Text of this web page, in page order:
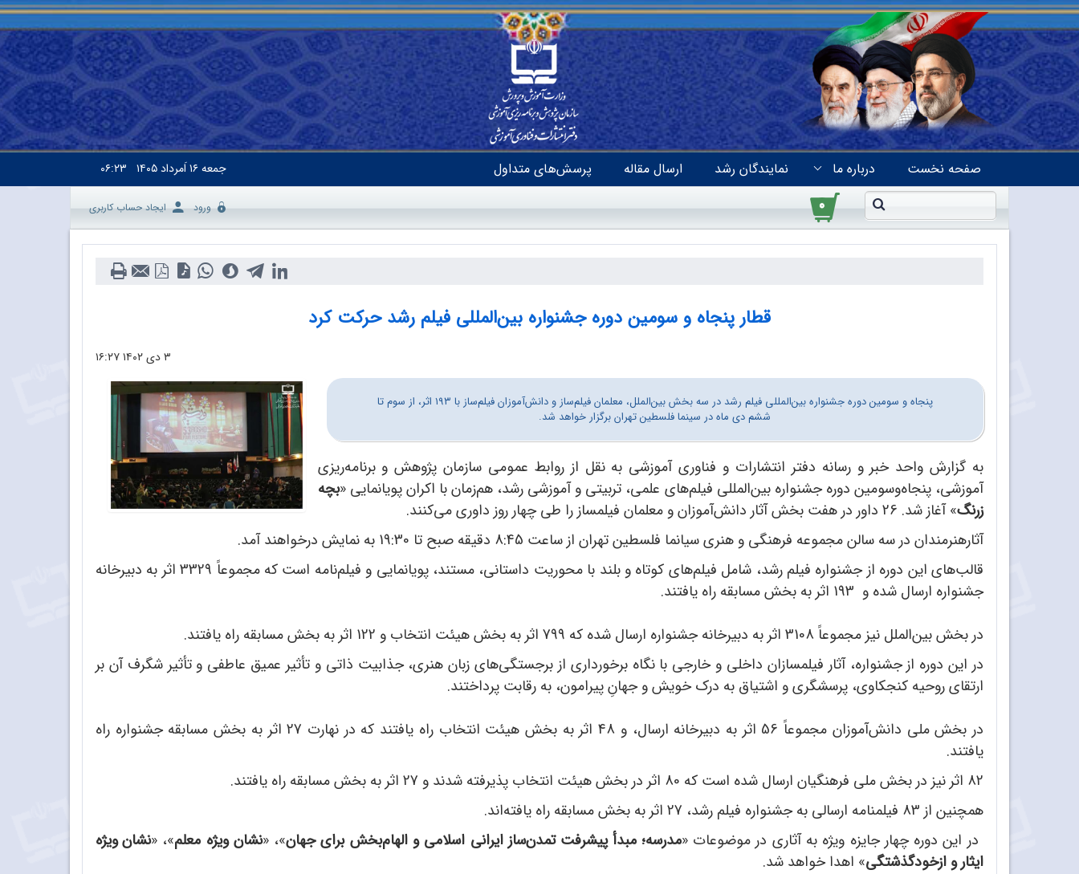
صفحه نخست درباره ما نمایندگان رشد ارسال مقاله پرسش‌های متداول جمعه۱۶ اَمرداد ۱۴۰۵ ۰۶:۲۳
۰ ورود ایجاد حساب کاربری
قطار پنجاه و سومین دوره جشنواره بین‌المللی فیلم رشد حرکت کرد
۳ دی ۱۴۰۲ ۱۶:۲۷
پنجاه و سومین دوره جشنواره بین‌المللی فیلم رشد در سه بخش بین‌الملل، معلمان فیلم‌ساز و دانش‌آموزان فیلم‌ساز با ۱۹۳ اثر، از سوم تا
ششم دی ماه در سینما فلسطین تهران برگزار خواهد شد.
به گزارش واحد خبر و رسانه دفتر انتشارات و فناوری آموزشی به نقل از روابط عمومی سازمان پژوهش و برنامه‌ریزی
آموزشی، پنجاه‌و‌سومین دوره جشنواره بین‌المللی فیلم‌های علمی، تربیتی و آموزشی رشد، هم‌زمان با اکران پویانمایی «بچه
زرنگ» آغاز شد. 26 داور در هفت بخش آثار دانش‌آموزان و معلمان فیلمساز را طی چهار روز داوری می‌کنند.
آثارهنرمندان در سه سالن مجموعه فرهنگی و هنری سیانما فلسطین تهران از ساعت 8:45 دقیقه صبح تا 19:30 به نمایش درخواهند آمد.
قالب‌های این دوره از جشنواره فیلم رشد، شامل فیلم‌های کوتاه و بلند با محوریت داستانی، مستند، پویانمایی و فیلم‌نامه است که مجموعاً 3329 اثر به دبیرخانه
جشنواره ارسال شده و 193 اثر به بخش مسابقه راه یافتند.
در بخش بین‌الملل نیز مجموعاً 3108 اثر به دبیرخانه جشنواره ارسال شده که 799 اثر به بخش هیئت انتخاب و 122 اثر به بخش مسابقه راه یافتند.
در این دوره از جشنواره، آثار فیلمسازان داخلی و خارجی با نگاه برخورداری از برجستگی‌های زبان هنری، جذابیت ذاتی و تأثیر عمیق عاطفی و تأثیر شگرف آن بر
ارتقای روحیه کنجکاوی، پرسشگری و اشتیاق به درک خویش و جهانِ پیرامون، به رقابت پرداختند.
در بخش ملی دانش‌آموزان مجموعاً 56 اثر به دبیرخانه ارسال، و 48 اثر به بخش هیئت انتخاب راه یافتند که در نهارت 27 اثر به بخش مسابقه جشنواره راه
یافتند.
82 اثر نیز در بخش ملی فرهنگیان ارسال شده است که 80 اثر در بخش هیئت انتخاب پذیرفته شدند و 27 اثر به بخش مسابقه راه یافتند.
همچنین از 83 فیلمنامه ارسالی به جشنواره فیلم رشد، 27 اثر به بخش مسابقه راه یافته‌اند.
در این دوره چهار جایزه ویژه به آثاری در موضوعات «مدرسه؛ مبدأ پیشرفت تمدن‌ساز ایرانی اسلامی و الهام‌بخش برای جهان»، «نشان ویژه معلم»، «نشان ویژه
ایثار و ازخودگذشتگی» اهدا خواهد شد.